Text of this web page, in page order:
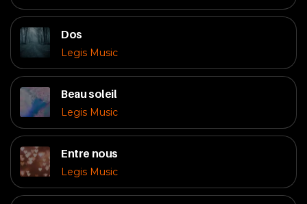
Dos
Legis Music
Beau soleil
Legis Music
Entre nous
Legis Music